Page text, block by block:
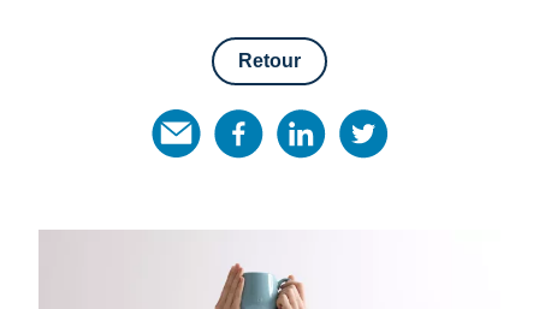
Retour